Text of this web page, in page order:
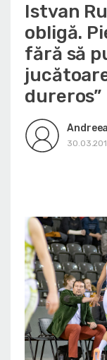
Istvan
obligă.
fără să
dureros”